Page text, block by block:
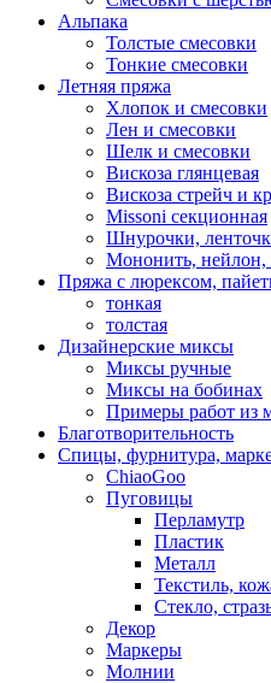
Альпака
Толстые смесовки
Тонкие смесовки
Летняя пряжа
Хлопок и смесовки
Лен и смесовки
Шелк и смесовки
Вискоза глянцевая
Вискоза стрейч и
Missoni секционная
Шнурочки,
Мононить, нейлон,
Пряжа с люрексом,
тонкая
толстая
Дизайнерские миксы
Миксы ручные
Миксы на бобинах
Примеры работ из
Благотворительность
Спицы, фурнитура,
ChiaoGoo
Пуговицы
Перламутр
Пластик
Металл
Текстиль,
Стекло,
Декор
Маркеры
Молнии